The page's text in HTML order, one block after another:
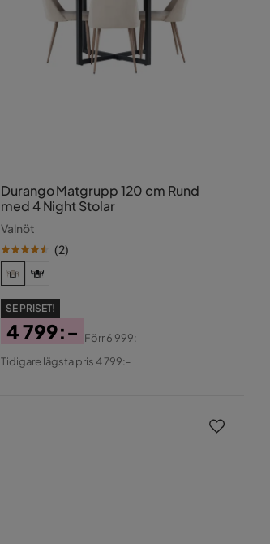
Durango Matgrupp 120 cm Rund
med 4 Night Stolar
Valnöt
(2)
SE PRISET!
Pris
4 799:-
Original
Förr6 999:-
Tidigare lägsta pris 4 799:-